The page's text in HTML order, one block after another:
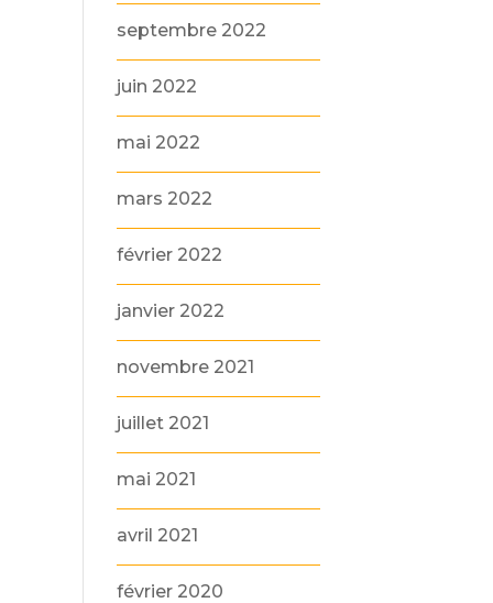
septembre 2022
juin 2022
mai 2022
mars 2022
février 2022
janvier 2022
novembre 2021
juillet 2021
mai 2021
avril 2021
février 2020